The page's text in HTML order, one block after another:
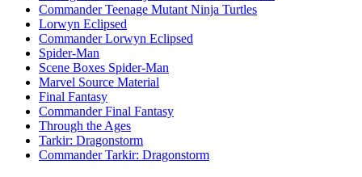
Commander Teenage Mutant Ninja Turtles
Lorwyn Eclipsed
Commander Lorwyn Eclipsed
Spider-Man
Scene Boxes Spider-Man
Marvel Source Material
Final Fantasy
Commander Final Fantasy
Through the Ages
Tarkir: Dragonstorm
Commander Tarkir: Dragonstorm